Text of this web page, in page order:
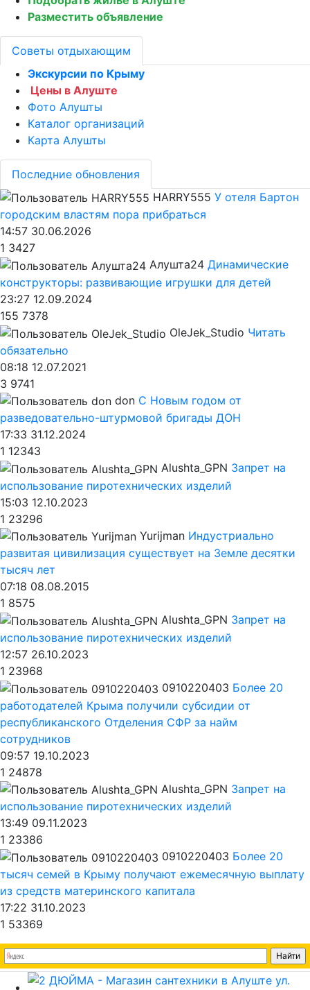
Разместить объявление
Советы отдыхающим
Экскурсии по Крыму
Цены в Алуште
Фото Алушты
Каталог организаций
Карта Алушты
Последние обновления
HARRY555 У отеля Бартон
городским властям пора прибраться
14:57 30.06.2026
1 3427
Алушта24 Динамические
конструкторы: развивающие игрушки для детей
23:27 12.09.2024
155 7378
OleJek_Studio Читать
обязательно
08:18 12.07.2021
3 9741
don С Новым годом от
разведовательно-штурмовой бригады ДОН
17:33 31.12.2024
1 12343
Alushta_GPN Запрет на
использование пиротехнических изделий
15:03 12.10.2023
1 23296
Yurijman Индустриально
развитая цивилизация существует на Земле десятки
тысяч лет
07:18 08.08.2015
1 8575
Alushta_GPN Запрет на
использование пиротехнических изделий
12:57 26.10.2023
1 23968
0910220403 Более 20
работодателей Крыма получили субсидии от
республиканского Отделения СФР за найм
сотрудников
09:57 19.10.2023
1 24878
Alushta_GPN Запрет на
использование пиротехнических изделий
13:49 09.11.2023
1 23386
0910220403 Более 20
тысяч семей в Крыму получают ежемесячную выплату
из средств материнского капитала
17:22 31.10.2023
1 53369